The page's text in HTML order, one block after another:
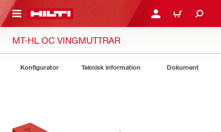
GÅ TILL HUVUDSIDAN LOGGA IN ELLER
VARUKORG
MT-HL OC VINGMUTTRAR
Konfigurator Teknisk information Dokument